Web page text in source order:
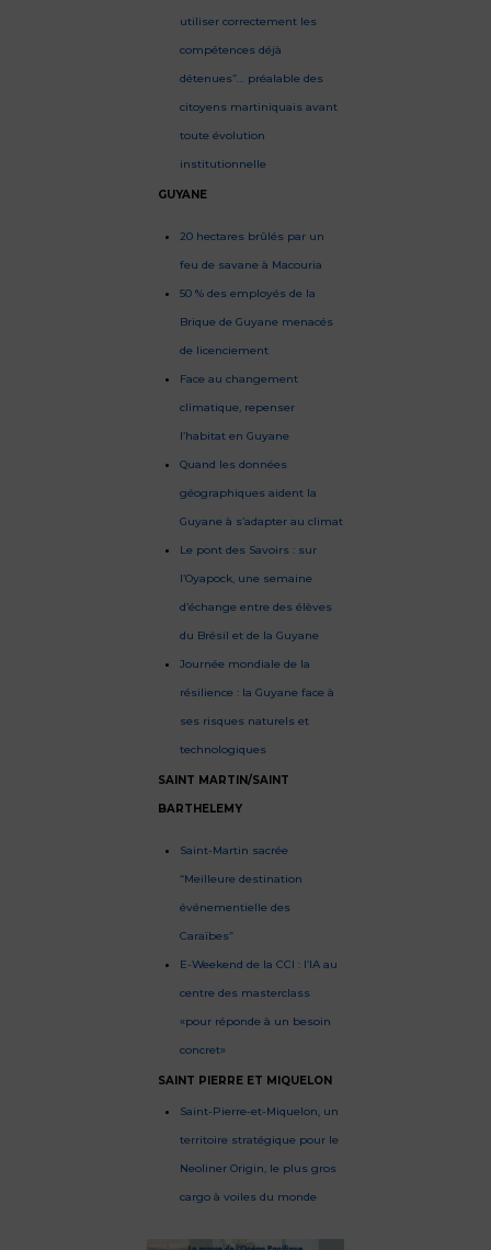
utiliser correctement les
compétences déjà
détenues”… préalable des
citoyens martiniquais avant
toute évolution
institutionnelle
GUYANE
20 hectares brûlés par un
feu de savane à Macouria
50 % des employés de la
Brique de Guyane menacés
de licenciement
Face au changement
climatique, repenser
l’habitat en Guyane
Quand les données
géographiques aident la
Guyane à s’adapter au climat
Le pont des Savoirs : sur
l’Oyapock, une semaine
d’échange entre des élèves
du Brésil et de la Guyane
Journée mondiale de la
résilience : la Guyane face à
ses risques naturels et
technologiques
SAINT MARTIN/SAINT
BARTHELEMY
Saint-Martin sacrée
“Meilleure destination
événementielle des
Caraïbes”
E-Weekend de la CCI : l’IA au
centre des masterclass
«pour réponde à un besoin
concret»
SAINT PIERRE ET MIQUELON
Saint-Pierre-et-Miquelon, un
territoire stratégique pour le
Neoliner Origin, le plus gros
cargo à voiles du monde